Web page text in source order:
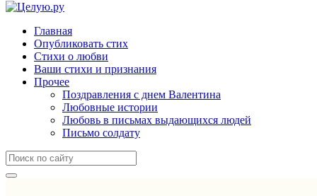
Главная
Опубликовать стих
Стихи о любви
Ваши стихи и признания
Прочее
Поздравления с днем Валентина
Любовные истории
Любовь в письмах выдающихся людей
Письмо солдату